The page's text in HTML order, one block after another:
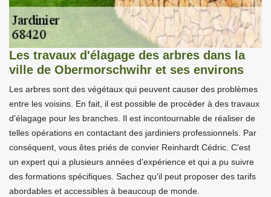
Les travaux d'élagage des arbres dans la
ville de Obermorschwihr et ses environs
Les arbres sont des végétaux qui peuvent causer des problèmes
entre les voisins. En fait, il est possible de procéder à des travaux
d'élagage pour les branches. Il est incontournable de réaliser de
telles opérations en contactant des jardiniers professionnels. Par
conséquent, vous êtes priés de convier Reinhardt Cédric. C'est
un expert qui a plusieurs années d'expérience et qui a pu suivre
des formations spécifiques. Sachez qu'il peut proposer des tarifs
abordables et accessibles à beaucoup de monde.